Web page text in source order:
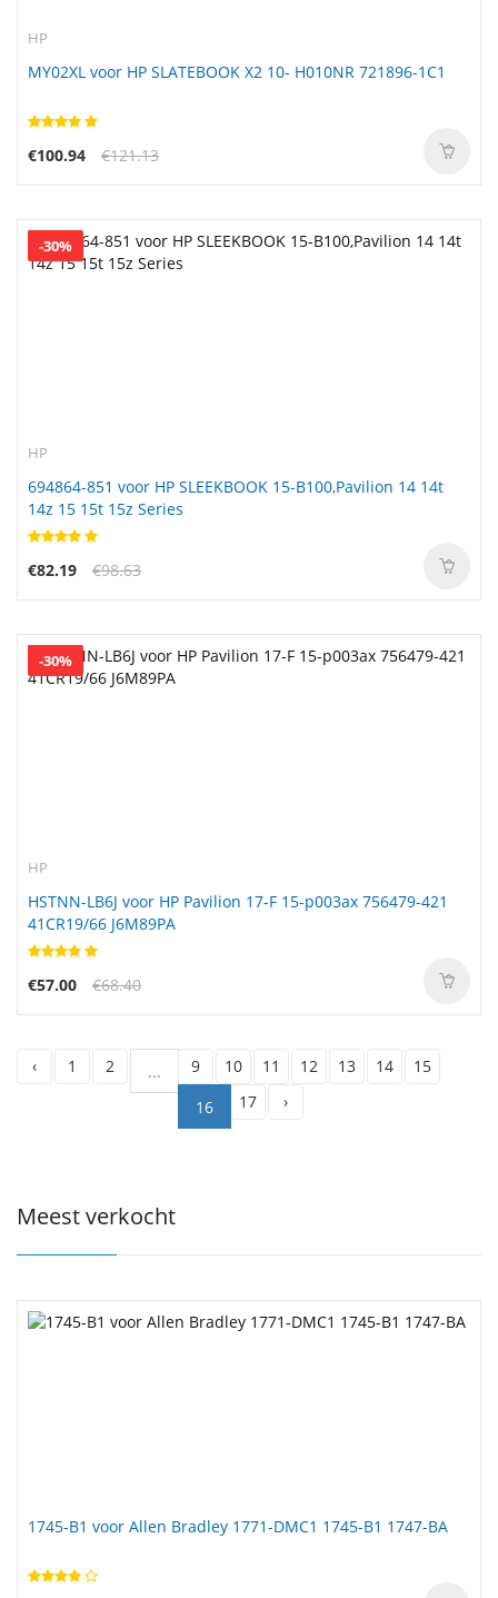
HP
MY02XL voor HP SLATEBOOK X2 10- H010NR 721896-1C1
€100.94 €121.13
-30%
HP
694864-851 voor HP SLEEKBOOK 15-B100,Pavilion 14 14t
14z 15 15t 15z Series
€82.19 €98.63
-30%
HP
HSTNN-LB6J voor HP Pavilion 17-F 15-p003ax 756479-421
41CR19/66 J6M89PA
€57.00 €68.40
‹ 1 2 ... 9 10 11 12 13 14
15
16
17 ›
Meest verkocht
1745-B1 voor Allen Bradley 1771-DMC1 1745-B1 1747-BA